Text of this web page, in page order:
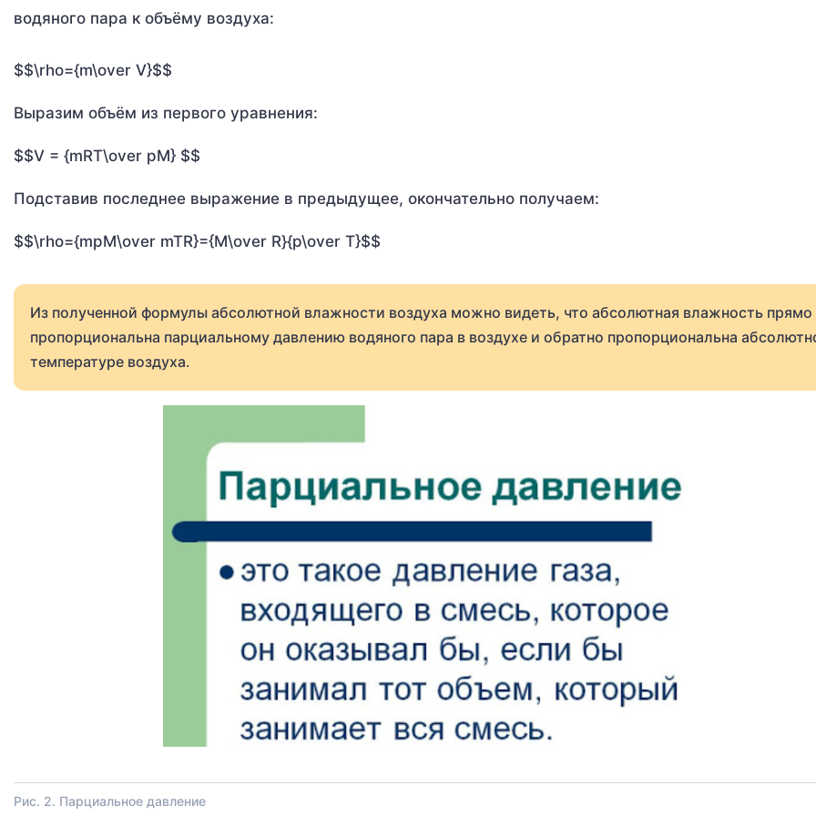
водяного пара к объёму воздуха:
$$\rho={m\over V}$$
Выразим объём из первого уравнения:
$$V = {mRT\over pM} $$
Подставив последнее выражение в предыдущее, окончательно получаем:
$$\rho={mpM\over mTR}={M\over R}{p\over T}$$
Из полученной формулы абсолютной влажности воздуха можно видеть, что абсолютная влажность прямо
пропорциональна парциальному давлению водяного пара в воздухе и обратно пропорциональна
температуре воздуха.
Рис. 2. Парциальное давление